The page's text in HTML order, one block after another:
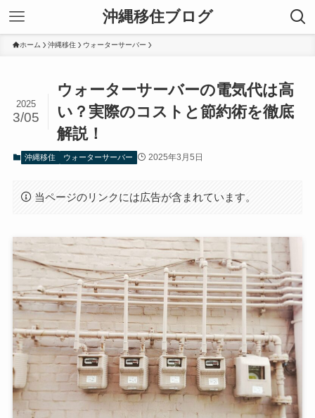
沖縄移住ブログ
ホーム 沖縄移住 ウォーターサーバー
ウォーターサーバーの電気代は高
い？実際のコストと節約術を徹底
解説！
2025
3/05
沖縄移住 ウォーターサーバー 2025年3月5日
当ページのリンクには広告が含まれています。